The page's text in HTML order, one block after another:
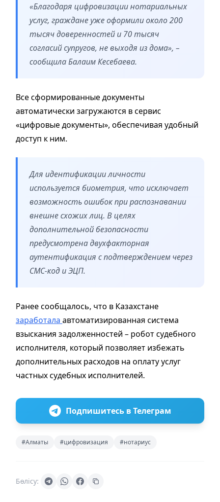
«Благодаря цифровизации нотариальных
услуг, граждане уже оформили около 200
тысяч доверенностей и 70 тысяч
согласий супругов, не выходя из дома», –
сообщила Балаим Кесебаева.
Все сформированные документы
автоматически загружаются в сервис
«цифровые документы», обеспечивая удобный
доступ к ним.
Для идентификации личности
используется биометрия, что исключает
возможность ошибок при распознавании
внешне схожих лиц. В целях
дополнительной безопасности
предусмотрена двухфакторная
аутентификация с подтверждением через
СМС-код и ЭЦП.
Ранее сообщалось, что в Казахстане
заработала автоматизированная система
взыскания задолженностей – робот судебного
исполнителя, который позволяет избежать
дополнительных расходов на оплату услуг
частных судебных исполнителей.
Подпишитесь в Телеграм
#Алматы #цифровизация #нотариус
Бөлісу: